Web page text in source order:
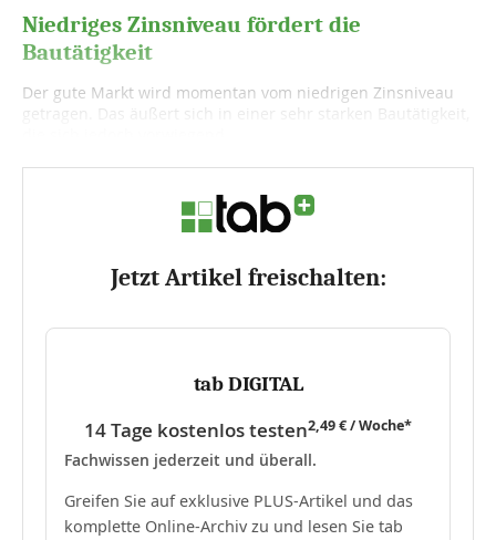
Niedriges Zinsniveau fördert die
Bautätigkeit
Der gute Markt wird momentan vom niedrigen Zinsniveau
getragen. Das äußert sich in einer sehr starken Bautätigkeit,
Jetzt Artikel freischalten:
tab DIGITAL
14 Tage kostenlos testen2,49 € / Woche*
Fachwissen jederzeit und überall.
Greifen Sie auf exklusive PLUS-Artikel und das
komplette Online-Archiv zu und lesen Sie tab